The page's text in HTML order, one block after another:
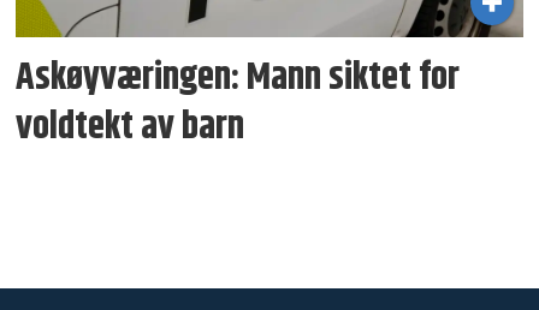
Askøyværingen: Mann siktet for
voldtekt av barn